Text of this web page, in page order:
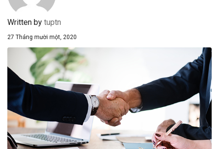
Written by tuptn
27 Tháng mười một, 2020